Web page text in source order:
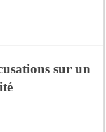
sur un